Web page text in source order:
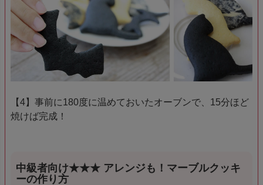
【4】事前に180度に温めておいたオーブンで、15分ほど
焼けば完成！
中級者向け★★★ アレンジも！マーブルクッキ
ーの作り方